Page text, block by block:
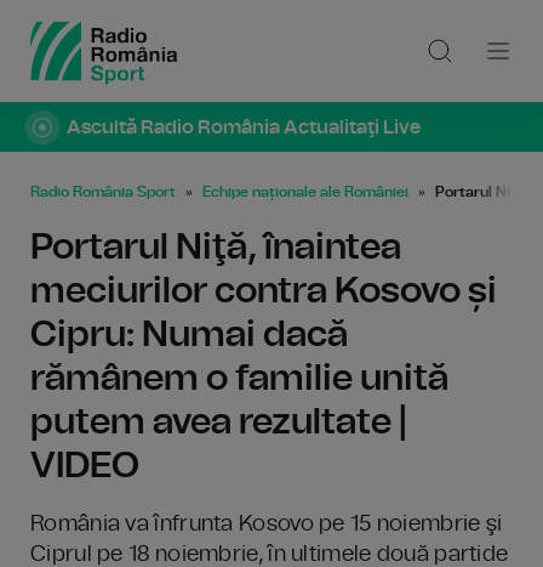
Ascultă Radio România Actualitaţi Live
Radio România Sport Echipe naționale ale României Portarul Niţă,
Portarul Niţă, înaintea
meciurilor contra Kosovo și
Cipru: Numai dacă
rămânem o familie unită
putem avea rezultate |
VIDEO
România va înfrunta Kosovo pe 15 noiembrie şi
Ciprul pe 18 noiembrie, în ultimele două partide